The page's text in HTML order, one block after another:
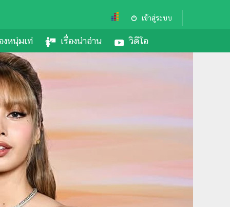
เข้าสู่ระบบ
งหนุ่มเท่ เรื่องน่าอ่าน วิดีโอ